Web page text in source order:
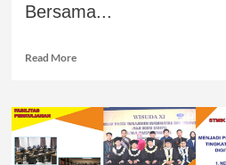
Bersama...
Read More